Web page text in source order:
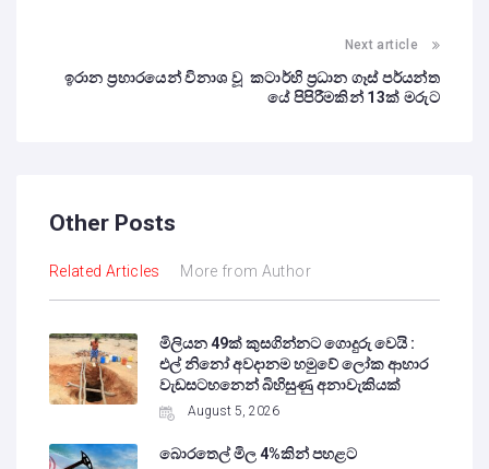
Next article
ඉරාන ප්‍රහාරයෙන් විනාශ වූ කටාර්හි ප්‍රධාන ගෑස් පර්යන්ත
යේ පිපිරීමකින් 13ක් මරුට
Other Posts
Related Articles More from Author
මිලියන 49ක් කුසගින්නට ගොදුරු වෙයි :
එල් නිනෝ අවදානම හමුවේ ලෝක ආහාර
වැඩසටහනෙන් බිහිසුණු අනාවැකියක්
August 5, 2026
බොරතෙල් මිල 4%කින් පහළට